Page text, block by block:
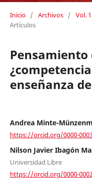
Inicio / Archivos / Vol.
Artículos
enseñanza
Andrea Minte-
https://orcid.org/0000-
Nilson Javier Ibagón
Universidad Libre
https://orcid.org/0000-